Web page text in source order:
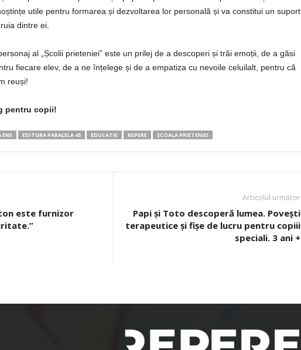
utile pentru formarea și dezvoltarea lor personală și va constitui un suport
dintre ei.
al „Școlii prieteniei” este un prilej de a descoperi și trăi emoții, de a găsi
fiecare elev, de a ne înțelege și de a empatiza cu nevoile celuilalt, pentru că
reuși!
pentru copii!
EDITURA PARALELA 45 EDUCATIE REPERE ȘCOALA PRIETENIEI
este furnizor
Articolul următor
Papi și Toto descoperă lumea. Povești
terapeutice și fișe de lucru pentru copiii
speciali. 3 ani +